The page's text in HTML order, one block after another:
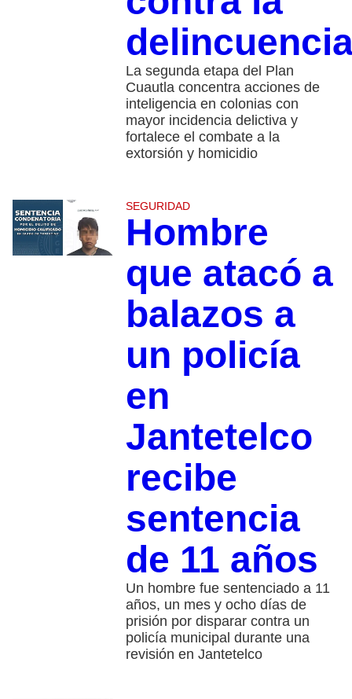
La segunda etapa del Plan
Cuautla concentra acciones de
inteligencia en colonias con
mayor incidencia delictiva y
fortalece el combate a la
extorsión y homicidio
SEGURIDAD
Hombre
que atacó a
balazos a
un policía
en
Jantetelco
recibe
sentencia
de 11 años
Un hombre fue sentenciado a 11
años, un mes y ocho días de
prisión por disparar contra un
policía municipal durante una
revisión en Jantetelco